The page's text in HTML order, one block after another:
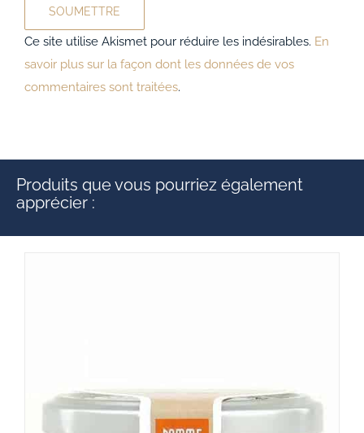
Ce site utilise Akismet pour réduire les indésirables. En
savoir plus sur la façon dont les données de vos
commentaires sont traitées.
Produits que vous pourriez également
apprécier :